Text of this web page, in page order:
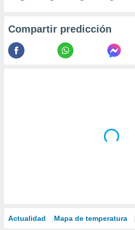
Compartir predicción
Actualidad Mapa de temperatura